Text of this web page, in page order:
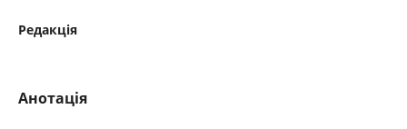
Редакція
Анотація